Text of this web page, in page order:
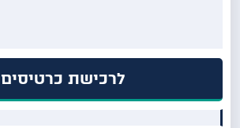
לרכישת כרטיסים